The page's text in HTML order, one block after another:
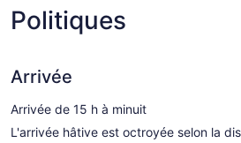
Politiques
Arrivée
Arrivée de 15 h à minuit
L'arrivée hâtive est octroyée selon la